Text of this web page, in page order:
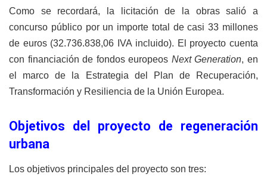
Como se recordará, la licitación de la obras salió a
concurso público por un importe total de casi 33 millones
de euros (32.736.838,06 IVA incluido). El proyecto cuenta
con financiación de fondos europeos Next Generation, en
el marco de la Estrategia del Plan de Recuperación,
Transformación y Resiliencia de la Unión Europea.
Objetivos del proyecto de regeneración
urbana
Los objetivos principales del proyecto son tres: